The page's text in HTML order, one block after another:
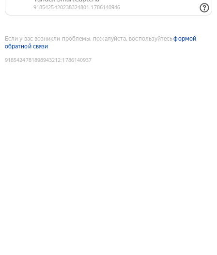
Если у вас возникли проблемы, пожалуйста, воспользуйтесьформой
обратной связи
9185424781898943212:1786140937